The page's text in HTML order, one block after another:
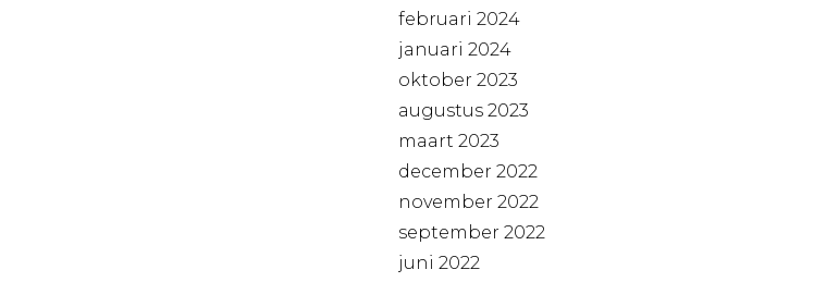
februari 2024
januari 2024
oktober 2023
augustus 2023
maart 2023
december 2022
november 2022
september 2022
juni 2022